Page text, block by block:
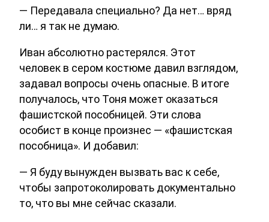
— Передавала специально? Да нет… вряд
ли… я так не думаю.
Иван абсолютно растерялся. Этот
человек в сером костюме давил взглядом,
задавал вопросы очень опасные. В итоге
получалось, что Тоня может оказаться
фашистской пособницей. Эти слова
особист в конце произнес — «фашистская
пособница». И добавил:
— Я буду вынужден вызвать вас к себе,
чтобы запротоколировать документально
то, что вы мне сейчас сказали.